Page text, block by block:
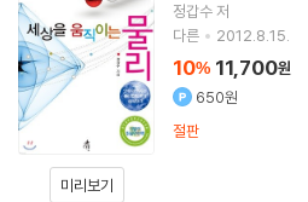
미리보기
정갑수저
다른
2012.8.15.
10% 11,700원
650원
절판